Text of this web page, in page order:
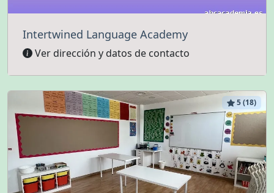
Intertwined Language Academy
Ver dirección y datos de contacto
5 (18)